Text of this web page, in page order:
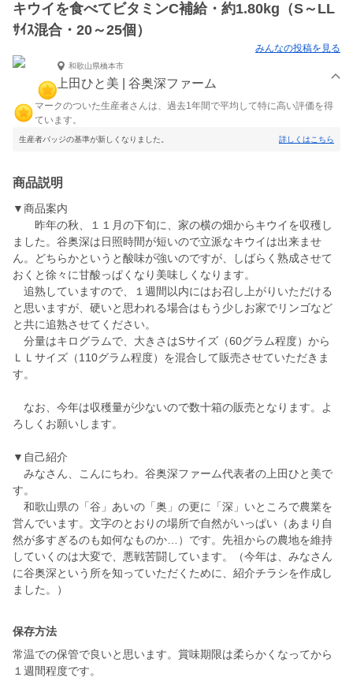
キウイを食べてビタミンC補給・約1.80kg（S～LL
ｻｲｽ混合・20～25個）
みんなの投稿を見る
和歌山県橋本市
上田ひと美 | 谷奥深ファーム
マークのついた生産者さんは、過去1年間で平均して特に高い評価を得
ています。
生産者バッジの基準が新しくなりました。 詳しくはこちら
商品説明
▼商品案内
昨年の秋、１１月の下旬に、家の横の畑からキウイを収穫し
ました。谷奥深は日照時間が短いので立派なキウイは出来ませ
ん。どちらかというと酸味が強いのですが、しばらく熟成させて
おくと徐々に甘酸っぱくなり美味しくなります。
追熟していますので、１週間以内にはお召し上がりいただける
と思いますが、硬いと思われる場合はもう少しお家でリンゴなど
と共に追熟させてください。
分量はキログラムで、大きさはSサイズ（60グラム程度）から
ＬＬサイズ（110グラム程度）を混合して販売させていただきま
す。
なお、今年は収穫量が少ないので数十箱の販売となります。よ
ろしくお願いします。
▼自己紹介
みなさん、こんにちわ。谷奥深ファーム代表者の上田ひと美で
す。
和歌山県の「谷」あいの「奥」の更に「深」いところで農業を
営んでいます。文字のとおりの場所で自然がいっぱい（あまり自
然が多すぎるのも如何なものか…）です。先祖からの農地を維持
していくのは大変で、悪戦苦闘しています。（今年は、みなさん
に谷奥深という所を知っていただくために、紹介チラシを作成し
保存方法
常温での保管で良いと思います。賞味期限は柔らかくなってから
１週間程度です。